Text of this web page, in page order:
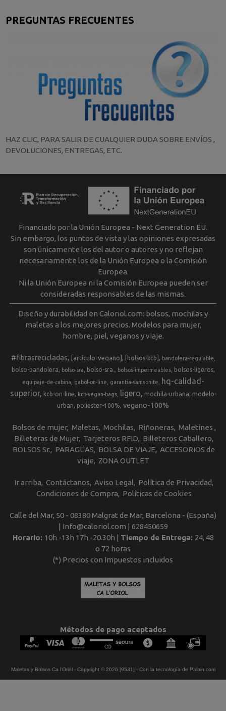
PREGUNTAS FRECUENTES
HAZ CLIC, PARA SALIR DE CUALQUIER DUDA SOBRE ENVÍOS ,
DEVOLUCIONES, ENTREGAS, ETC.
Financiado por la Unión Europea - Next Generation EU.
Sin embargo, los puntos de vista y las opiniones expresadas
son únicamente los del autor o autores y no reflejan
necesariamente los de la Unión Europea o la Comisión
Europea.
Ni la Unión Europea ni la Comisión Europea pueden ser
consideradas responsables de las mismas.
Diseño y durabilidad en Caloriol.com: bolsos, mochilas y
maletas a los mejores precios. Modelos para mujer,
hombre, piel, veganos y viaje.
#fibrasrecicladas [articulo-vegano] [bolsos-kcb] bandolera-regulable
bolso-bandolera bolso-sra bolso-sra. bolsos-impermeables bolsos-ligeros
equipaje-de-cabina gabol-on-line garantia-samsonite
hq-calidad-
superior
kcb-on-line kcb-vegan-bags ligero mochila-urbana
modelo-
urban
poliester-100% vegano-100%
Bolsos de mujer Maletas Mochilas Riñoneras Maletines
Billeteras de Mujer Tarjeteros RFID
Billeteros Caballero
BOLSOS Sr.
PARAGÜAS BOLSA DE VIAJE ACCESORIOS de
viaje
ZONA OUTLET
Ir arriba Contáctanos Aviso Legal
Política de Privacidad
Condiciones de Compra
Políticas de Cookies
Calle del Mar, 50 - 08380 Malgrat de Mar, Barcelona - (España)
| Info@caloriol.com | 628450659
Horario: 10h -13h 17h -20.30h | Tiempo de Entrega: 24, 48
o 72 horas
(*) Precios con Impuestos incluidos
Métodos de pago aceptados
Maletas y Bolsos Ca l'Oriol- Copyright © 2026 [9531] - Con la tecnología de Palbin.com